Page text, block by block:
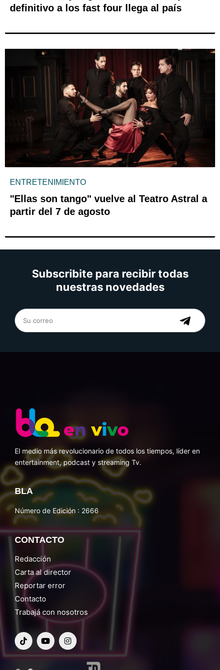
definitivo a los fast four llega al país
ENTRETENIMIENTO
"Ellas son tango" vuelve al Teatro Astral a
partir del 7 de agosto
Subscribite para recibir todas
nuestras novedades
El medio más revolucionario de todos los tiempos, líder en
entertainment, podcast y streaming Tv.
BLA
Número de Edición : 2666
CONTACTO
Redacción
Carta al director
Reportar error
Contacto
Trabajá con nosotros